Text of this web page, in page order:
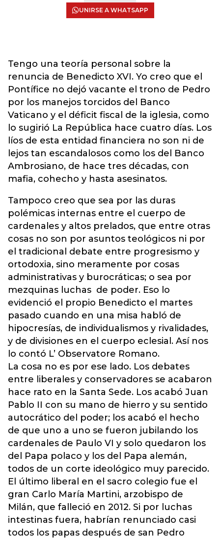
UNIRSE A WHATSAPP
Tengo una teoría personal sobre la
renuncia de Benedicto XVI. Yo creo que el
Pontífice no dejó vacante el trono de Pedro
por los manejos torcidos del Banco
Vaticano y el déficit fiscal de la iglesia, como
lo sugirió La República hace cuatro días. Los
líos de esta entidad financiera no son ni de
lejos tan escandalosos como los del Banco
Ambrosiano, de hace tres décadas, con
mafia, cohecho y hasta asesinatos.
Tampoco creo que sea por las duras
polémicas internas entre el cuerpo de
cardenales y altos prelados, que entre otras
cosas no son por asuntos teológicos ni por
el tradicional debate entre progresismo y
ortodoxia, sino meramente por cosas
administrativas y burocráticas; o sea por
mezquinas luchas de poder. Eso lo
evidenció el propio Benedicto el martes
pasado cuando en una misa habló de
hipocresías, de individualismos y rivalidades,
y de divisiones en el cuerpo eclesial. Así nos
lo contó L’ Observatore Romano.
La cosa no es por ese lado. Los debates
entre liberales y conservadores se acabaron
hace rato en la Santa Sede. Los acabó Juan
Pablo II con su mano de hierro y su sentido
autocrático del poder; los acabó el hecho
de que uno a uno se fueron jubilando los
cardenales de Paulo VI y solo quedaron los
del Papa polaco y los del Papa alemán,
todos de un corte ideológico muy parecido.
El último liberal en el sacro colegio fue el
gran Carlo María Martini, arzobispo de
Milán, que falleció en 2012. Si por luchas
intestinas fuera, habrían renunciado casi
todos los papas después de san Pedro